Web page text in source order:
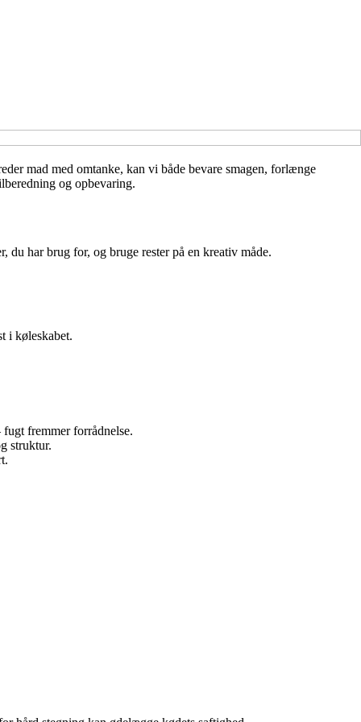
mad med omtanke, kan vi både bevare smagen, forlænge
og opbevaring.
har brug for, og bruge rester på en kreativ måde.
i køleskabet.
fremmer forrådnelse.
struktur.